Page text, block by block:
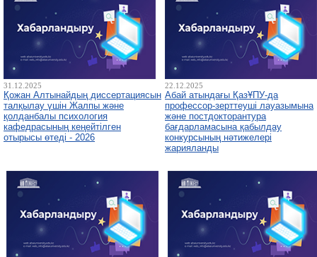
31.12.2025
Қожан Алтынайдың диссертациясын
талқылау үшін Жалпы және
қолданбалы психология
кафедрасының кеңейтілген
отырысы өтеді - 2026
22.12.2025
Абай атындағы ҚазҰПУ-да
профессор-зерттеуші лауазымына
және постдокторантура
бағдарламасына қабылдау
конкурсының нәтижелері
жарияланды